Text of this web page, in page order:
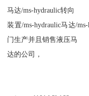
马达/ms-hydraulic转向
装置/ms-hydraulic马达/
门生产并且销售液压马
达的公司，